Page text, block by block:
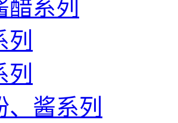
醋系列
、酱系列